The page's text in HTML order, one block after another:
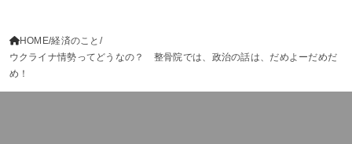
HOME 経済のこと
ウクライナ情勢ってどうなの？ 整骨院では、政治の話は、だめよーだめだ
め！